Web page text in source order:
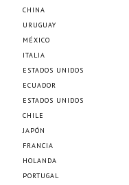
CHINA
URUGUAY
MÉXICO
ITALIA
ESTADOS UNIDOS
ECUADOR
ESTADOS UNIDOS
CHILE
JAPÓN
FRANCIA
HOLANDA
PORTUGAL